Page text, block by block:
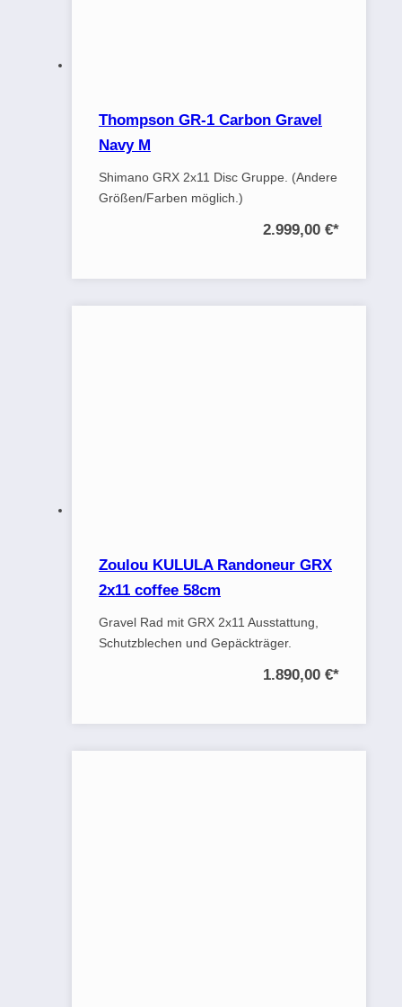
Thompson GR-1 Carbon Gravel
Navy M
Shimano GRX 2x11 Disc Gruppe. (Andere
Größen/Farben möglich.)
2.999,00 €*
Zoulou KULULA Randoneur GRX
2x11 coffee 58cm
Gravel Rad mit GRX 2x11 Ausstattung,
Schutzblechen und Gepäckträger.
1.890,00 €*